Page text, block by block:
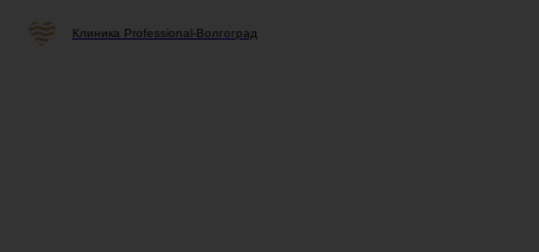
Клиника Professional-Волгоград